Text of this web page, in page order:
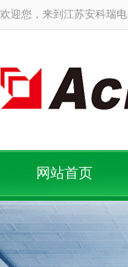
欢迎您，来到江苏安科瑞
网站首页